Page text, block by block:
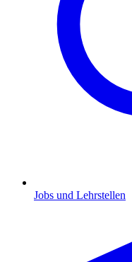
Jobs und Lehrstellen